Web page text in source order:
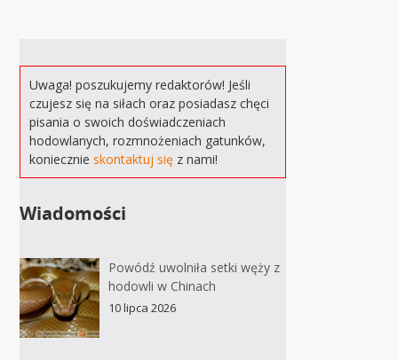
Uwaga! poszukujemy redaktorów! Jeśli
czujesz się na siłach oraz posiadasz chęci
pisania o swoich doświadczeniach
hodowlanych, rozmnożeniach gatunków,
koniecznieskontaktuj się z nami!
Wiadomości
Powódź uwolniła setki węży z
hodowli w Chinach
10 lipca 2026